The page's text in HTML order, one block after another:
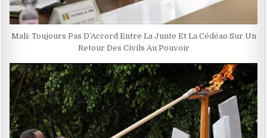
Mali: Toujours Pas D’Accord Entre La Junte Et La Cédéao Sur Un
Retour Des Civils Au Pouvoir